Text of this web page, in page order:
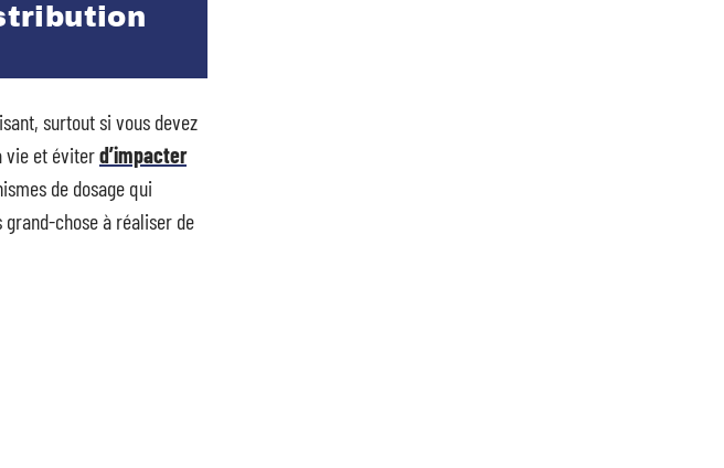
surtout si vous devez
vie et éviterd’impacter
de dosage qui
grand-chose à réaliser de